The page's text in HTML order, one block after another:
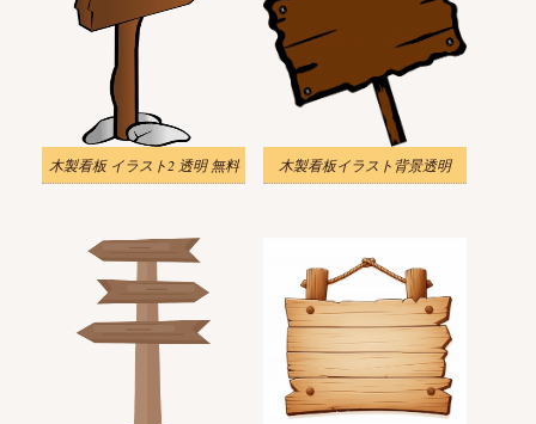
木製看板 イラスト2 透明 無料 木製看板イラスト背景透明